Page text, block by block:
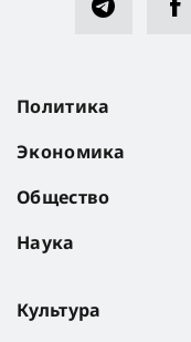
Политика
Экономика
Общество
Наука
Культура